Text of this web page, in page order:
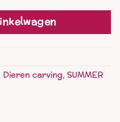
, Dieren carving,SUMMER